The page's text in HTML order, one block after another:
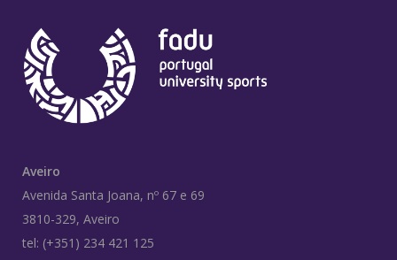
Aveiro
Avenida Santa Joana, nº 67 e 69
3810-329, Aveiro
tel: (+351) 234 421 125